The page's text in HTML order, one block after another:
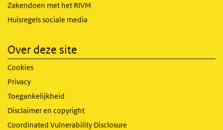
Zakendoen met het RIVM
Huisregels sociale media
Over deze site
Cookies
Privacy
Toegankelijkheid
Disclaimer en copyright
Coordinated Vulnerability Disclosure